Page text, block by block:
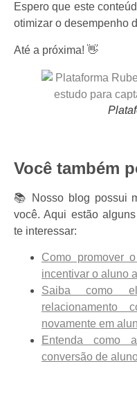
Espero que este
otimizar o desempenho
Até a próxima! 👋
Você também
📚 Nosso blog possui
você. Aqui estão
te interessar:
Como promover
incentivar o aluno
Saiba como
relacionamento
novamente em
Entenda como
conversão de